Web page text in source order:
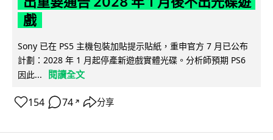
戲
Sony 已在 PS5 主機包裝加貼提示貼紙，重申官方 7 月已公布
計劃：2028 年 1 月起停產新遊戲實體光碟。分析師預期 PS6
因此...
閱讀全文
154 74 ↗ 分享